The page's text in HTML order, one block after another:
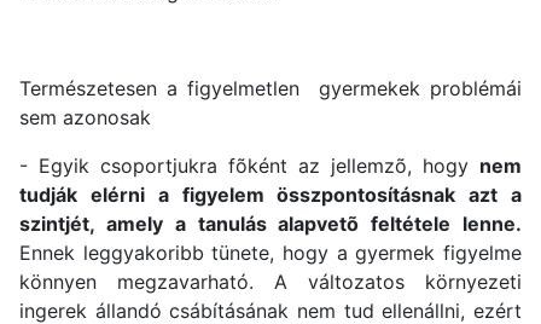
Természetesen a figyelmetlen gyermekek problémái
sem azonosak
- Egyik csoportjukra fõként az jellemzõ, hogy nem
tudják elérni a figyelem összpontosításnak azt a
szintjét, amely a tanulás alapvetõ feltétele lenne.
Ennek leggyakoribb tünete, hogy a gyermek figyelme
könnyen megzavarható. A változatos környezeti
ingerek állandó csábításának nem tud ellenállni, ezért